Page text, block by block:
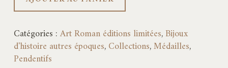
Catégories :Art Roman éditions limitées,Bijoux
d'histoire autres époques,Collections,Médailles,
Pendentifs